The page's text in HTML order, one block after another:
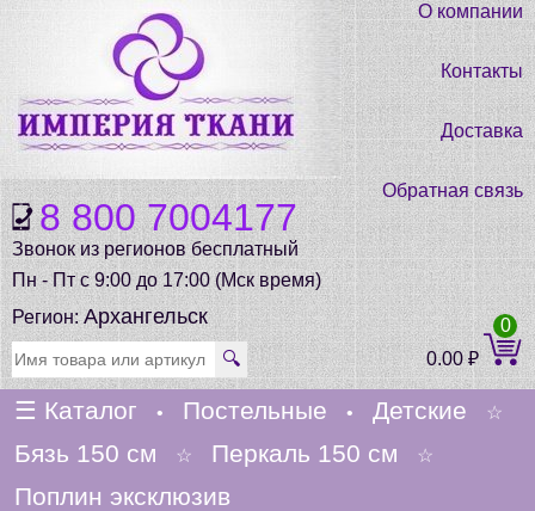
8 800 7004177
Звонок из регионов бесплатный
Пн - Пт с 9:00 до 17:00 (Мск время)
О компании
Контакты
Доставка
Обратная связь
Регион:Архангельск
🔍 0.00₽
0
☰ Каталог • Постельные • Детские ☆
Бязь 150 см ☆ Перкаль 150 см ☆
Поплин эксклюзив